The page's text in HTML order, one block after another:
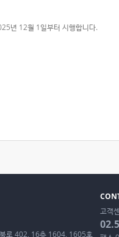
년 12월 1일부터 시행합니다.
로 402, 16층 1604, 1605호
고객